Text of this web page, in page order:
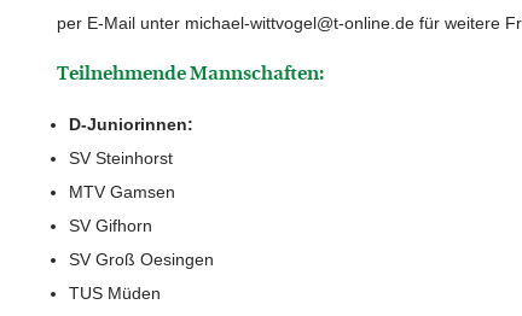
per E-Mail unter michael-wittvogel@t-online.de für weitere
Teilnehmende Mannschaften:
D-Juniorinnen:
SV Steinhorst
MTV Gamsen
SV Gifhorn
SV Groß Oesingen
TUS Müden